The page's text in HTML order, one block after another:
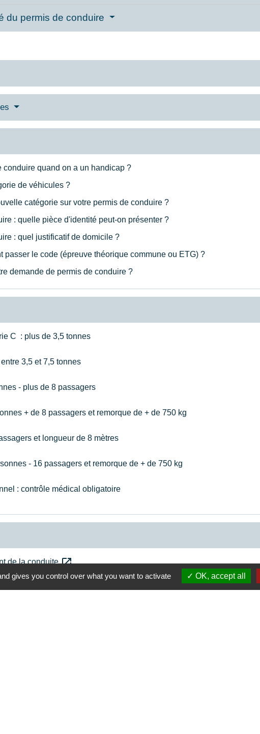
du permis de conduire
conduire quand on a un handicap ?
de véhicules ?
catégorie sur votre permis de conduire ?
: quelle pièce d'identité peut-on présenter ?
: quel justificatif de domicile ?
passer le code (épreuve théorique commune ou ETG) ?
demande de permis de conduire ?
C : plus de 3,5 tonnes
3,5 et 7,5 tonnes
- plus de 8 passagers
+ de 8 passagers et remorque de + de 750 kg
et longueur de 8 mètres
- 16 passagers et remorque de + de 750 kg
: contrôle médical obligatoire
de la conduiteopen_in_new
gives you control over what you want to activate OK, accept all